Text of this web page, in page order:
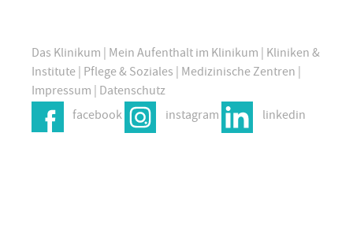
Das Klinikum Mein Aufenthalt im Klinikum Kliniken &
Institute Pflege & Soziales Medizinische Zentren
Impressum Datenschutz
facebook
instagram linkedin